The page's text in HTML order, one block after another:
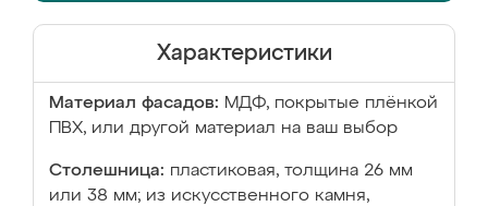
Характеристики
Материал фасадов: МДФ, покрытые плёнкой
ПВХ, или другой материал на ваш выбор
Столешница: пластиковая, толщина 26 мм
или 38 мм; из искусственного камня,